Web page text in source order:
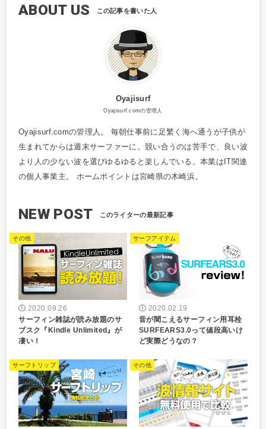
ABOUT US
Oyajisurf
Oyajisurf.comの管理人
Oyajisurf.comの管理人。 毎朝仕事前に足繁く海へ通うが子供が
生まれてからは週末サーファーに。競い合うのは苦手で、良い波
より人の少ない波を選びゆるゆると楽しんでいる。本業はIT関連
の個人事業主。 ホームポイントは宮崎県の木崎浜。
NEW POST
その他
2020.09.26
サーフィン雑誌が読み放題のサ
ブスク『Kindle Unlimited』が
凄い！
サーフアイテム
2020.02.19
音が聞こえるサーフィン用耳栓
SURFEARS3.0って値段高いけ
ど実際どうなの？
サーフトリップ その他